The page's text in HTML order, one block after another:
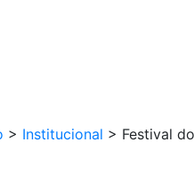
> Institucional > Festival